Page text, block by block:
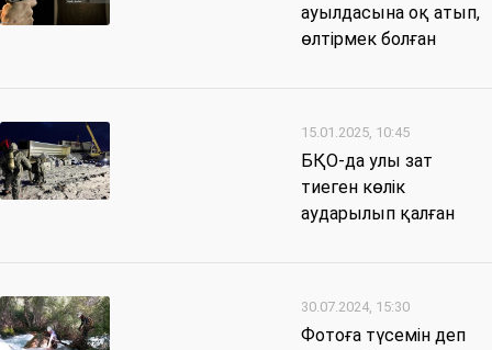
ауылдасына оқ атып,
өлтірмек болған
15.01.2025, 10:45
БҚО-да улы зат
тиеген көлік
аударылып қалған
30.07.2024, 15:30
Фотоға түсемін деп